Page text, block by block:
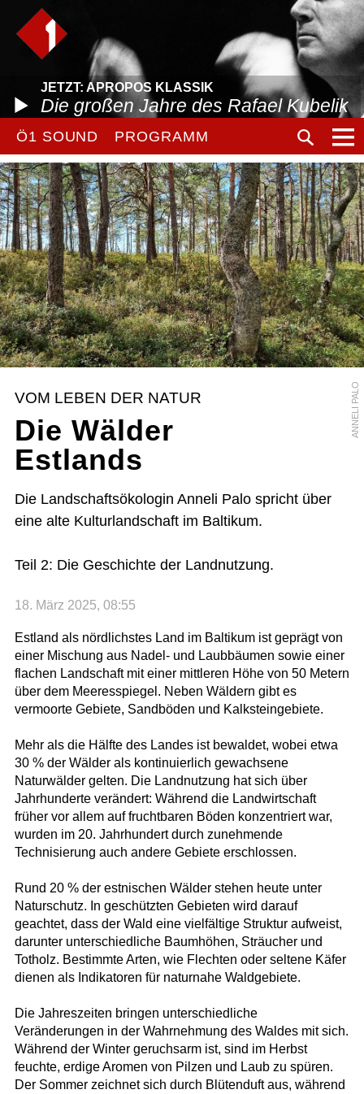
JETZT: APROPOS KLASSIK
Die großen Jahre des Rafael Kubelik
Ö1 SOUND PROGRAMM
ANNELI PALO
VOM LEBEN DER NATUR
Die Wälder
Estlands
Die Landschaftsökologin Anneli Palo spricht über
eine alte Kulturlandschaft im Baltikum.
Teil 2: Die Geschichte der Landnutzung.
18. März 2025, 08:55
Estland als nördlichstes Land im Baltikum ist geprägt von
einer Mischung aus Nadel- und Laubbäumen sowie einer
flachen Landschaft mit einer mittleren Höhe von 50 Metern
über dem Meeresspiegel. Neben Wäldern gibt es
vermoorte Gebiete, Sandböden und Kalksteingebiete.
Mehr als die Hälfte des Landes ist bewaldet, wobei etwa
30 % der Wälder als kontinuierlich gewachsene
Naturwälder gelten. Die Landnutzung hat sich über
Jahrhunderte verändert: Während die Landwirtschaft
früher vor allem auf fruchtbaren Böden konzentriert war,
wurden im 20. Jahrhundert durch zunehmende
Technisierung auch andere Gebiete erschlossen.
Rund 20 % der estnischen Wälder stehen heute unter
Naturschutz. In geschützten Gebieten wird darauf
geachtet, dass der Wald eine vielfältige Struktur aufweist,
darunter unterschiedliche Baumhöhen, Sträucher und
Totholz. Bestimmte Arten, wie Flechten oder seltene Käfer
dienen als Indikatoren für naturnahe Waldgebiete.
Die Jahreszeiten bringen unterschiedliche
Veränderungen in der Wahrnehmung des Waldes mit sich.
Während der Winter geruchsarm ist, sind im Herbst
feuchte, erdige Aromen von Pilzen und Laub zu spüren.
Der Sommer zeichnet sich durch Blütenduft aus, während